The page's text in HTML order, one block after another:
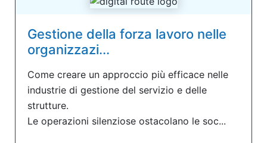
Gestione della forza lavoro nelle
organizzazi...
Come creare un approccio più efficace nelle
industrie di gestione del servizio e delle
strutture.
Le operazioni silenziose ostacolano le soc...